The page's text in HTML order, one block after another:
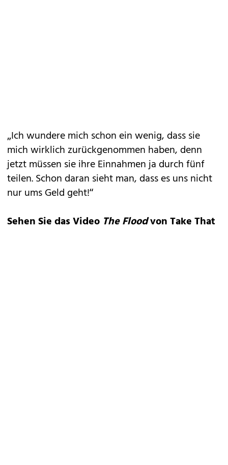
„Ich wundere mich schon ein wenig, dass sie
mich wirklich zurückgenommen haben, denn
jetzt müssen sie ihre Einnahmen ja durch fünf
teilen. Schon daran sieht man, dass es uns nicht
nur ums Geld geht!“
Sehen Sie das Video The Floodvon Take That